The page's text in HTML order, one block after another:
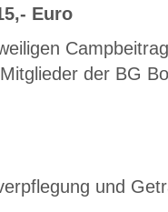
Euro
der BG
und